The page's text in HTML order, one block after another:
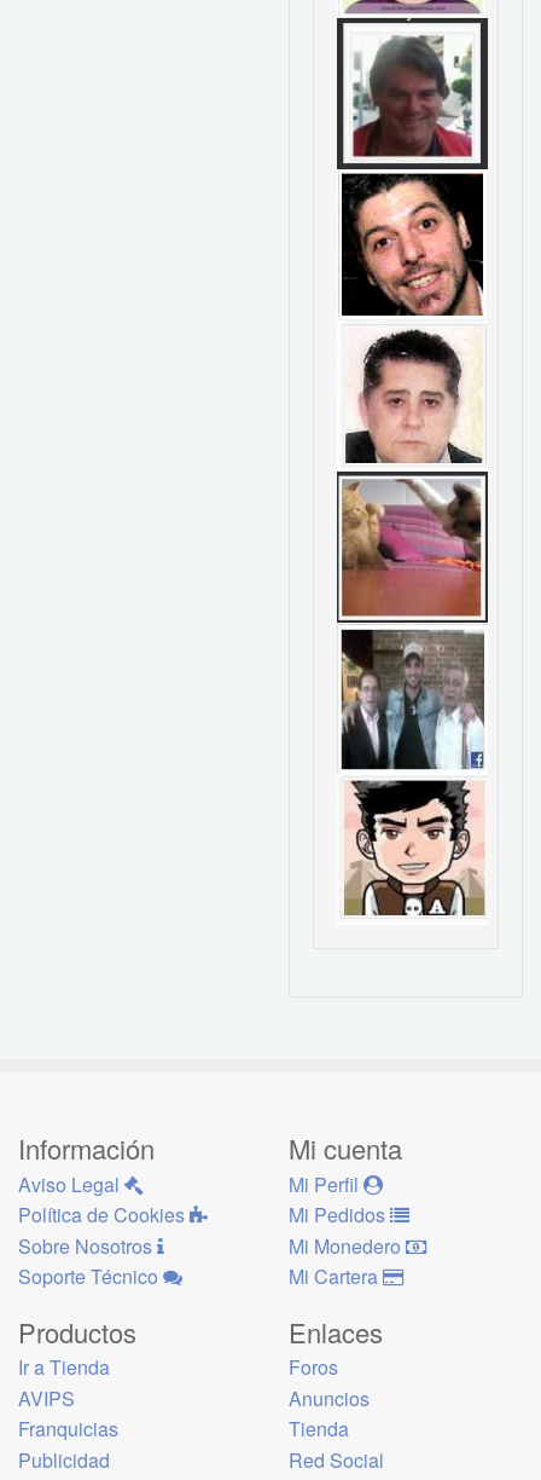
Información
Aviso Legal
Política de Cookies
Sobre Nosotros
Soporte Técnico
Mi cuenta
Mi Perfil
Mi Pedidos
Mi Monedero
Mi Cartera
Productos
Ir a Tienda
AVIPS
Franquicias
Publicidad
Enlaces
Foros
Anuncios
Tienda
Red Social